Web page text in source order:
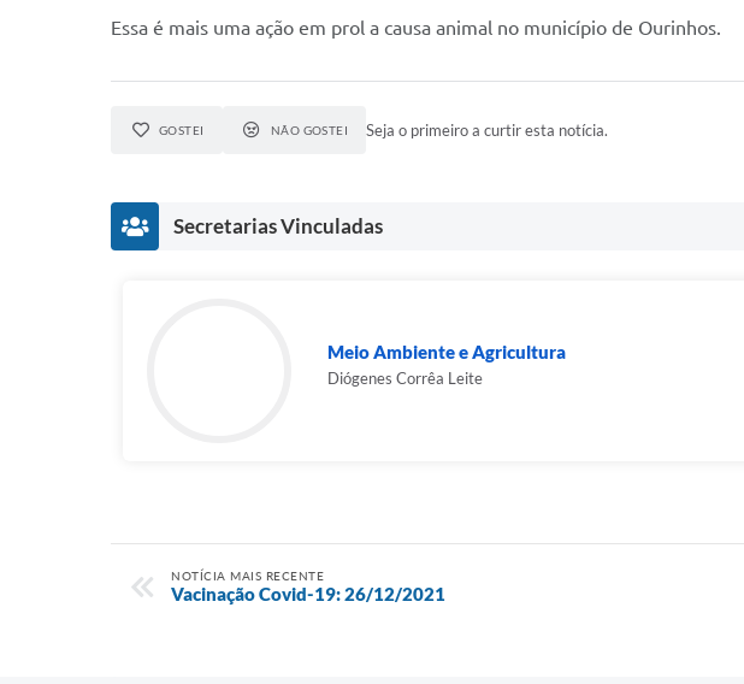
Essa é mais uma ação em prol a causa animal no município de Ourinhos.
GOSTEI NÃO GOSTEI Seja o primeiro a curtir esta notícia.
Secretarias Vinculadas
Meio Ambiente e Agricultura
Diógenes Corrêa Leite
NOTÍCIA MAIS RECENTE
Vacinação Covid-19: 26/12/2021